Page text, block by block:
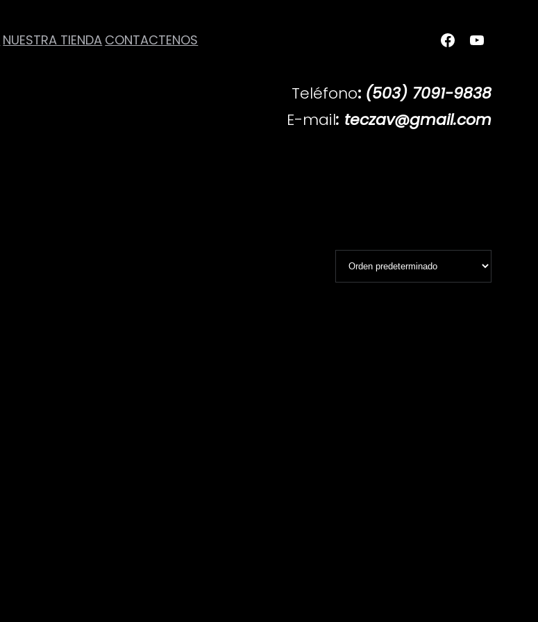
NUESTRA TIENDA CONTACTENOS
Teléfono: (503) 7091-9838
E-mail: teczav@gmail.com